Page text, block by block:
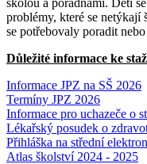
problémy, které se
se potřebovaly poradit
Důležité informace ke
Informace JPZ na SŠ 2026
Termíny JPZ 2026
Informace pro uchazeče o
Lékařský posudek o
Přihláška na střední
Atlas školství 2024 - 2025